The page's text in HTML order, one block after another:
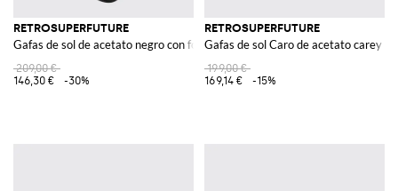
RETROSUPERFUTURE
Gafas de sol de acetato negro con forma redondeada
209,00 €
146,30 €
-30%
RETROSUPERFUTURE
Gafas de sol Caro de acetato carey
199,00 €
169,14 €
-15%